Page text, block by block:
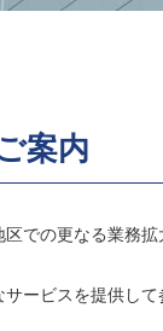
案内
での更なる業務
ービスを提供して